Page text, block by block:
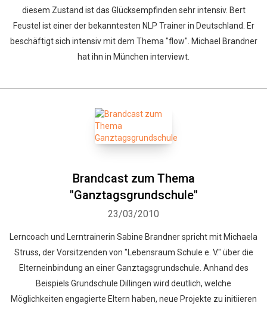
diesem Zustand ist das Glücksempfinden sehr intensiv. Bert
Feustel ist einer der bekanntesten NLP Trainer in Deutschland. Er
beschäftigt sich intensiv mit dem Thema "flow". Michael Brandner
hat ihn in München interviewt.
Brandcast zum Thema
"Ganztagsgrundschule"
23/03/2010
Lerncoach und Lerntrainerin Sabine Brandner spricht mit Michaela
Struss, der Vorsitzenden von "Lebensraum Schule e. V." über die
Elterneinbindung an einer Ganztagsgrundschule. Anhand des
Beispiels Grundschule Dillingen wird deutlich, welche
Möglichkeiten engagierte Eltern haben, neue Projekte zu initiieren